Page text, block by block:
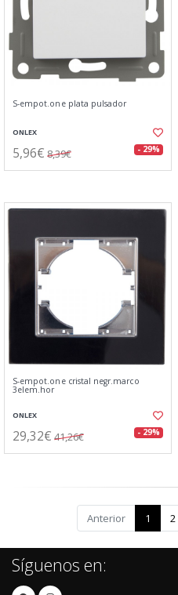
S-empot.one plata pulsador
ONLEX
5,96€ 8,39€ - 29%
S-empot.one cristal negr.marco
3elem.hor
ONLEX
29,32€ 41,26€ - 29%
Anterior 1 2
Síguenos en: